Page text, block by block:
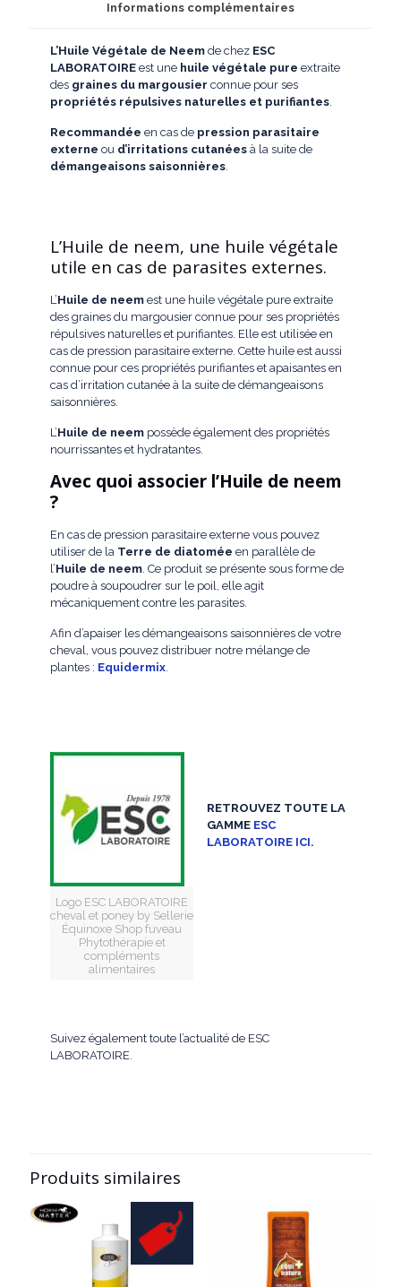
Informations complémentaires
L’Huile Végétale de Neem de chez ESC
LABORATOIREest une huile végétale pure extraite
des graines du margousier connue pour ses
propriétés répulsives naturelles et purifiantes.
Recommandée en cas de pression parasitaire
externe ou d’irritations cutanées à la suite de
démangeaisons saisonnières.
L’Huile de neem, une huile végétale
utile en cas de parasites externes.
L’Huile de neem est une huile végétale pure extraite
des graines du margousier connue pour ses propriétés
répulsives naturelles et purifiantes. Elle est utilisée en
cas de pression parasitaire externe. Cette huile est aussi
connue pour ces propriétés purifiantes et apaisantes en
cas d’irritation cutanée à la suite de démangeaisons
saisonnières.
L’Huile de neem possède également des propriétés
nourrissantes et hydratantes.
Avec quoi associer l’Huile de neem
?
En cas de pression parasitaire externe vous pouvez
utiliser de la Terre de diatomée en parallèle de
l’Huile de neem. Ce produit se présente sous forme de
poudre à soupoudrer sur le poil, elle agit
mécaniquement contre les parasites.
Afin d’apaiser les démangeaisons saisonnières de votre
cheval, vous pouvez distribuer notre mélange de
plantes : Equidermix.
Logo ESC LABORATOIRE
cheval et poney by Sellerie
Équinoxe Shop fuveau
Phytothérapie et
compléments
alimentaires
RETROUVEZ TOUTE LA
GAMME ESC
LABORATOIRE ICI.
Suivez également toute l’actualité de ESC
LABORATOIRE.
Produits similaires